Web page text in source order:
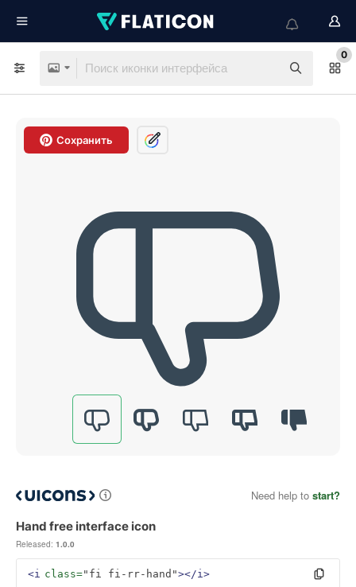
0
Сохранить
Need help to start?
Hand free interface icon
Released: 1.0.0
<i class="fi fi-rr-hand"></i>